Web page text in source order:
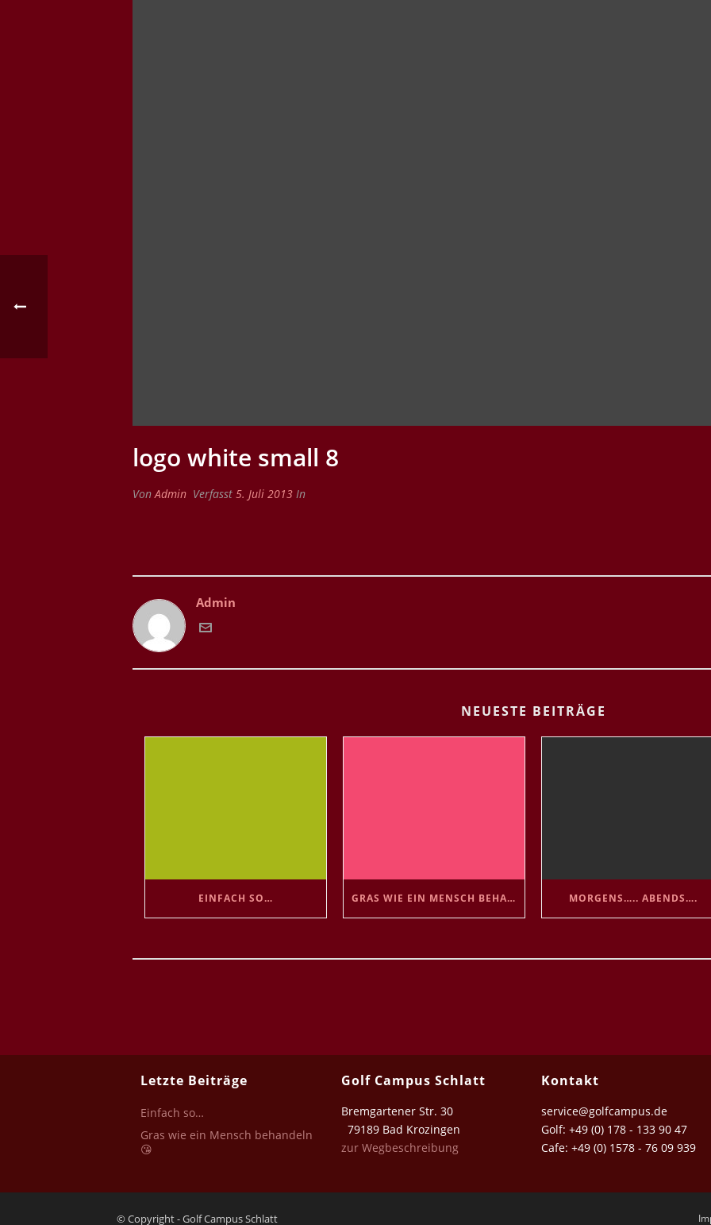
logo white small 8
VonAdmin Verfasst 5. Juli 2013 In
Admin
NEUESTE BEITRÄGE
EINFACH SO… GRAS WIE EIN MENSCH BEHANDELN 😘 MORGENS….. ABENDS….
Letzte Beiträge
Einfach so…
Gras wie ein Mensch behandeln
😘
Golf Campus Schlatt
Bremgartener Str. 30
79189 Bad Krozingen
zur Wegbeschreibung
Kontakt
service@golfcampus.de
Golf: +49 (0) 178 - 133 90 47
Cafe: +49 (0) 1578 - 76 09 939
© Copyright - Golf Campus Schlatt